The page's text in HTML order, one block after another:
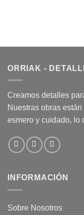
ORRIAK -
Creamos detalles
Nuestras obras
esmero y cuidado, lo
INFORMACIÓN
Sobre Nosotros